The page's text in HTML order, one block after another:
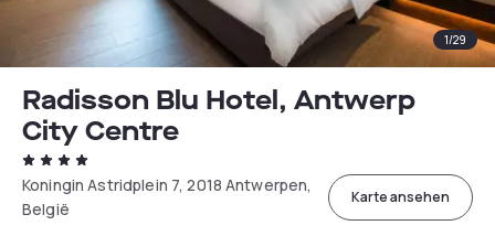
1/29
Radisson Blu Hotel, Antwerp
City Centre
Koningin Astridplein 7, 2018 Antwerpen,
België
Karte ansehen